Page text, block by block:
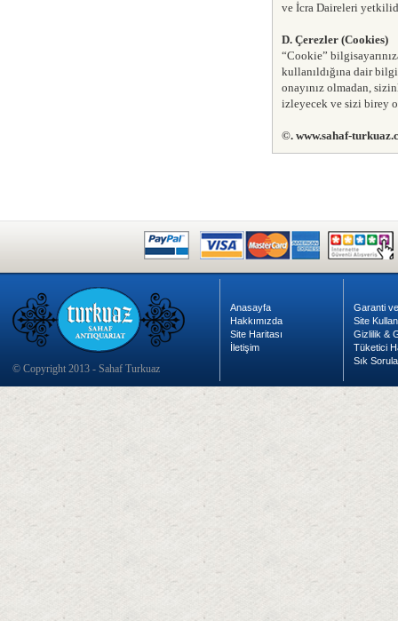
ve İcra Daireleri
D. Çerezler (Cookies)
“Cookie”
kullanıldığına dair
onayınız olmadan,
izleyecek ve sizi birey
©. www.sahaf-
© Copyright 2013 - Sahaf Turkuaz
Anasayfa
Hakkımızda
Site Haritası
İletişim
Garanti
Site
Gizlilik &
Tüketici
Sık